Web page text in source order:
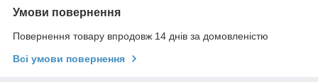
Умови повернення
Повернення товару впродовж 14 днів за домовленістю
Всі умови повернення